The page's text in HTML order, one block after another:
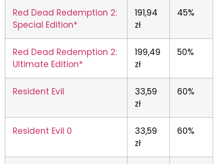
Red Dead Redemption 2:
Special Edition*
191,94
zł
45%
Red Dead Redemption 2:
Ultimate Edition*
199,49
zł
50%
Resident Evil
33,59
zł
60%
Resident Evil 0
33,59
zł
60%